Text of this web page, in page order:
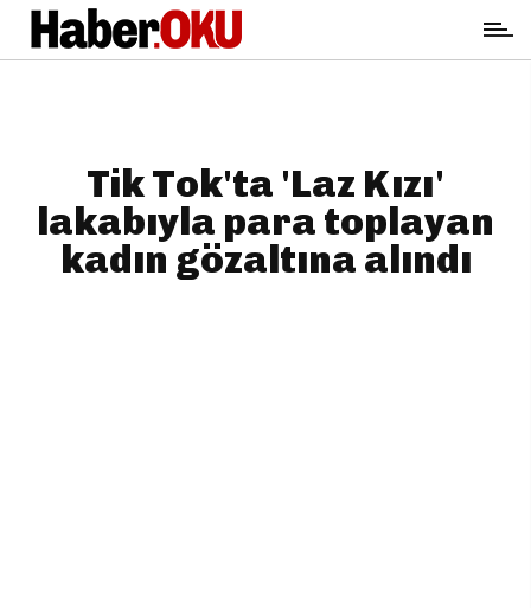
Tik Tok'ta 'Laz Kızı'
lakabıyla para toplayan
kadın gözaltına alındı